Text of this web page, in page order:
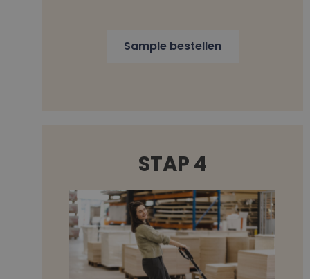
Sample bestellen
STAP 4